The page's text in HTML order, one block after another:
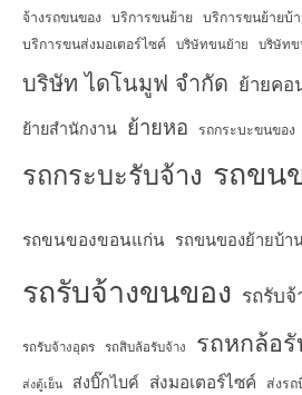
จ้างรถขนของ บริการขนย้าย บริการขนย้ายบ้
บริการขนส่งมอเตอร์ไซค์ บริษัทขนย้าย บริษัทข
บริษัท ไดโนมูฟ จำกัด ย้ายคอ
ย้ายสำนักงาน ย้ายหอ รถกระบะขนของ
รถกระบะรับจ้าง รถขน
รถขนของขอนแก่น รถขนของย้ายบ้า
รถรับจ้างขนของ รถรับ
รถรับจ้างอุดร รถสิบล้อรับจ้าง รถหกล้อรั
ส่งตู้เย็น ส่งบิ๊กไบค์ ส่งมอเตอร์ไซค์ ส่งรถ